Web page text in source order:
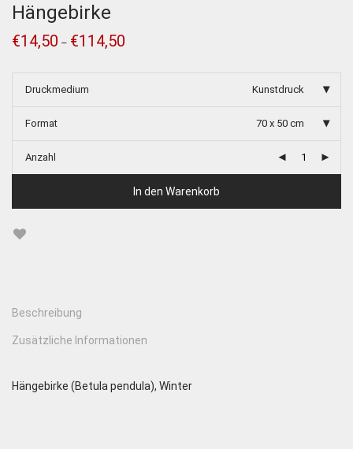
Hängebirke
€14,50 – €114,50
Druckmedium Kunstdruck
Format 70 x 50 cm
Anzahl
In den Warenkorb
Beschreibung
Zusätzliche Informationen
Hängebirke (Betula pendula), Winter